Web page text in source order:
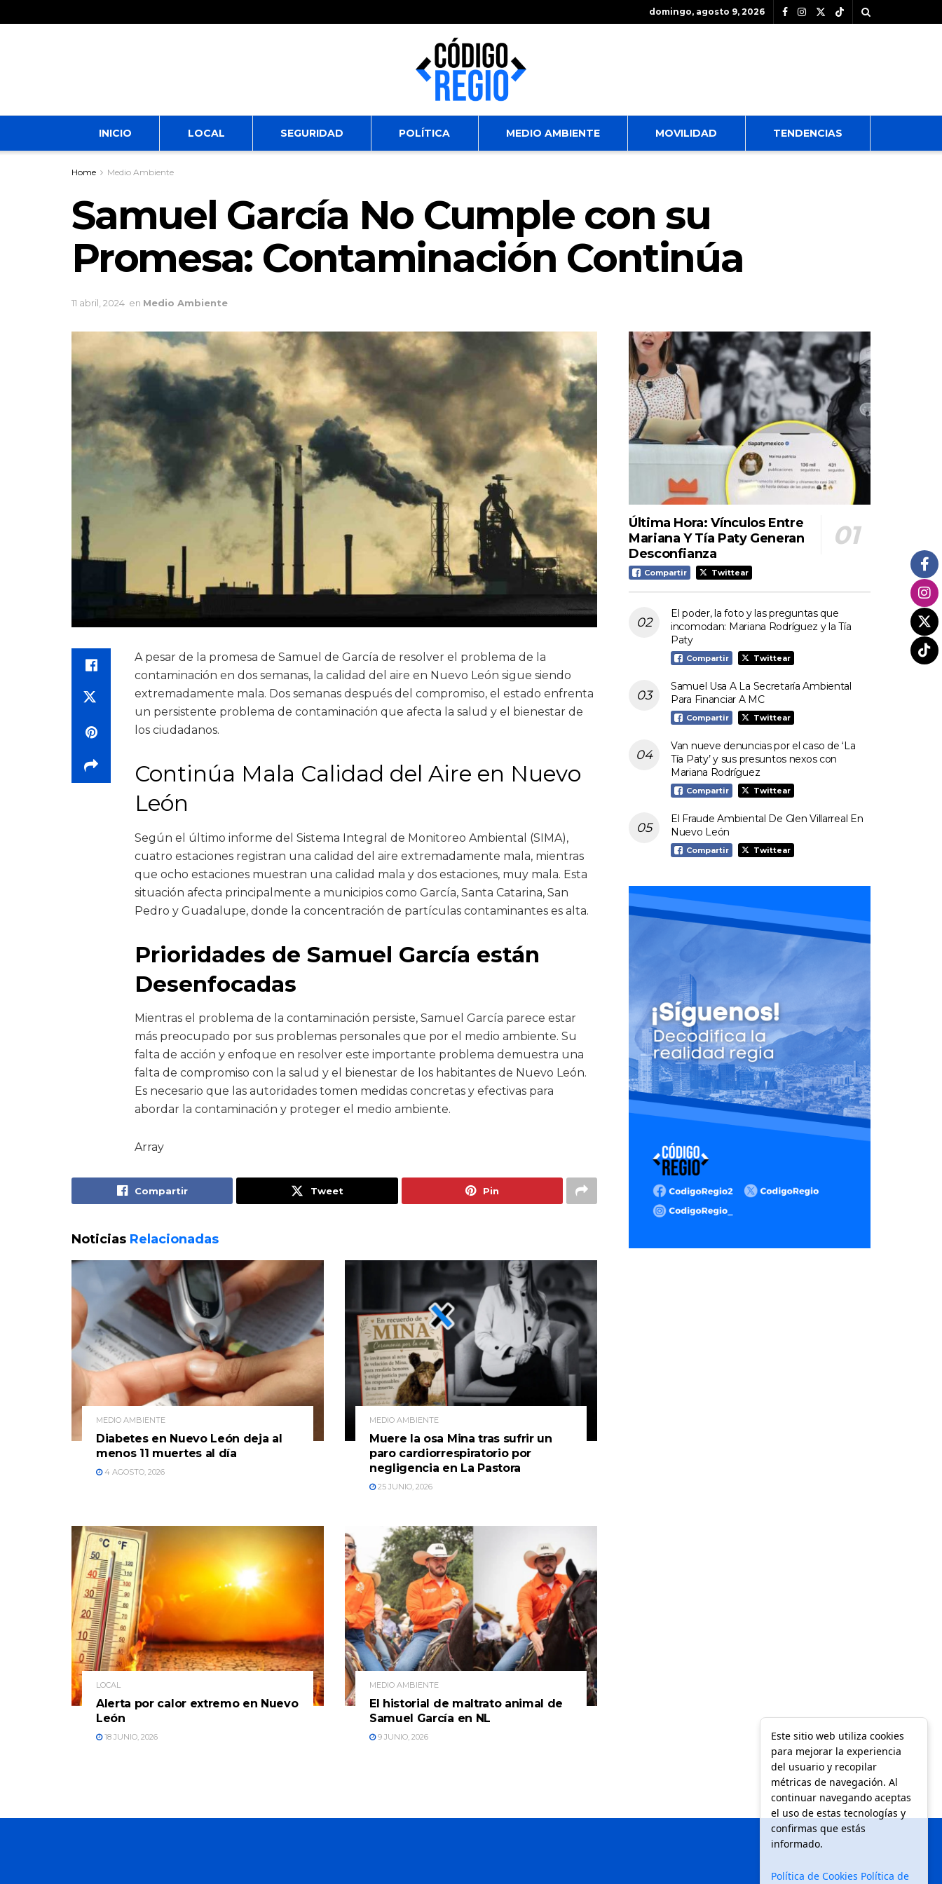
domingo, agosto 9, 2026
INICIO LOCAL SEGURIDAD POLÍTICA MEDIO AMBIENTE MOVILIDAD TENDENCIAS
Home Medio Ambiente
Samuel García No Cumple con su
Promesa: Contaminación Continúa
11 abril, 2024 en Medio Ambiente
A pesar de la promesa de Samuel de García de resolver el problema de la
contaminación en dos semanas, la calidad del aire en Nuevo León sigue siendo
extremadamente mala. Dos semanas después del compromiso, el estado enfrenta
un persistente problema de contaminación que afecta la salud y el bienestar de
los ciudadanos.
Continúa Mala Calidad del Aire en Nuevo
León
Según el último informe del Sistema Integral de Monitoreo Ambiental (SIMA),
cuatro estaciones registran una calidad del aire extremadamente mala, mientras
que ocho estaciones muestran una calidad mala y dos estaciones, muy mala. Esta
situación afecta principalmente a municipios como García, Santa Catarina, San
Pedro y Guadalupe, donde la concentración de partículas contaminantes es alta.
Prioridades de Samuel García están
Desenfocadas
Mientras el problema de la contaminación persiste, Samuel García parece estar
más preocupado por sus problemas personales que por el medio ambiente. Su
falta de acción y enfoque en resolver este importante problema demuestra una
falta de compromiso con la salud y el bienestar de los habitantes de Nuevo León.
Es necesario que las autoridades tomen medidas concretas y efectivas para
abordar la contaminación y proteger el medio ambiente.
Array
Compartir Tweet Pin
Noticias Relacionadas
MEDIO AMBIENTE
Diabetes en Nuevo León deja al
menos 11 muertes al día
4 AGOSTO, 2026
MEDIO AMBIENTE
Muere la osa Mina tras sufrir un
paro cardiorrespiratorio por
negligencia en La Pastora
25 JUNIO, 2026
LOCAL
Alerta por calor extremo en Nuevo
León
18 JUNIO, 2026
MEDIO AMBIENTE
El historial de maltrato animal de
Samuel García en NL
9 JUNIO, 2026
Última Hora: Vínculos Entre
Mariana Y Tía Paty Generan
Desconfianza
Compartir Twittear
El poder, la foto y las preguntas que
incomodan: Mariana Rodríguez y la Tía
Paty
Compartir Twittear
Samuel Usa A La Secretaría Ambiental
Para Financiar A MC
Compartir Twittear
Van nueve denuncias por el caso de ‘La
Tía Paty’ y sus presuntos nexos con
Mariana Rodríguez
Compartir Twittear
El Fraude Ambiental De Glen Villarreal En
Nuevo León
Compartir Twittear
Este sitio web utiliza cookies
para mejorar la experiencia
del usuario y recopilar
métricas de navegación. Al
continuar navegando aceptas
el uso de estas tecnologías y
confirmas que estás
informado.
Política de Cookies Política de